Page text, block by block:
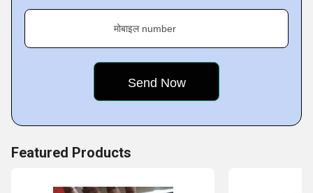
मोबाइल number
Featured Products